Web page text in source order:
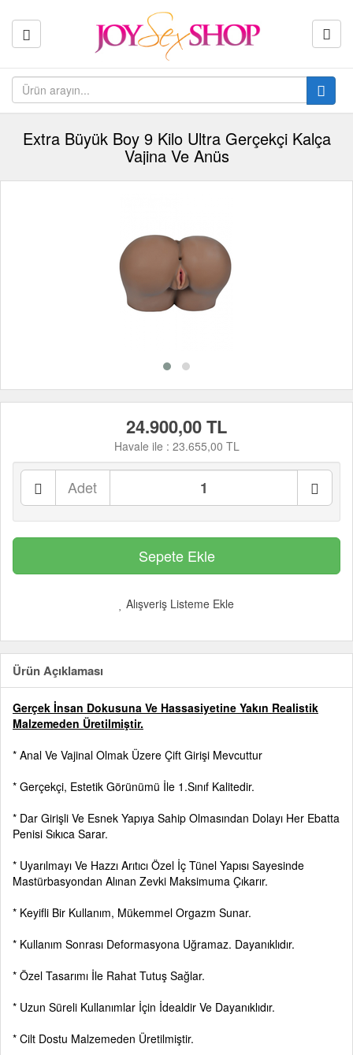
Extra Büyük Boy 9 Kilo Ultra Gerçekçi Kalça
Vajina Ve Anüs
24.900,00 TL
Havale ile : 23.655,00 TL
Adet
Alışveriş Listeme Ekle
Ürün Açıklaması
Gerçek İnsan Dokusuna Ve Hassasiyetine Yakın Realistik
Malzemeden Üretilmiştir.
* Anal Ve Vajinal Olmak Üzere Çift Girişi Mevcuttur
* Gerçekçi, Estetik Görünümü İle 1.Sınıf Kalitedir.
* Dar Girişli Ve Esnek Yapıya Sahip Olmasından Dolayı Her Ebatta
Penisi Sıkıca Sarar.
* Uyarılmayı Ve Hazzı Arıtıcı Özel İç Tünel Yapısı Sayesinde
Mastürbasyondan Alınan Zevki Maksimuma Çıkarır.
* Keyifli Bir Kullanım, Mükemmel Orgazm Sunar.
* Kullanım Sonrası Deformasyona Uğramaz. Dayanıklıdır.
* Özel Tasarımı İle Rahat Tutuş Sağlar.
* Uzun Süreli Kullanımlar İçin İdealdir Ve Dayanıklıdır.
* Cilt Dostu Malzemeden Üretilmiştir.